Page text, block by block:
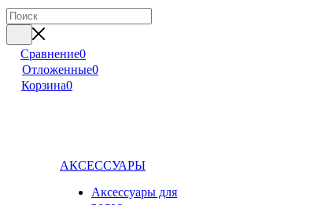
Сравнение0
Отложенные0
Корзина0
АКСЕССУАРЫ
Аксессуары для